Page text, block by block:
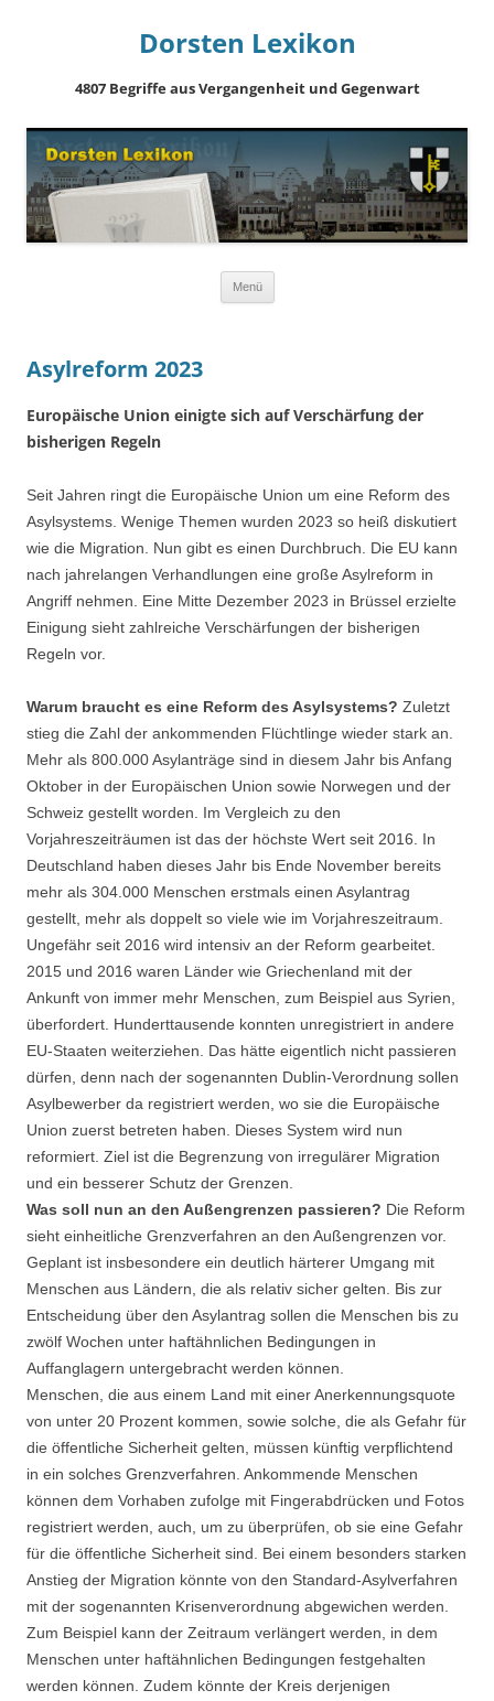
Dorsten Lexikon
4807 Begriffe aus Vergangenheit und Gegenwart
Menü
Asylreform 2023
Europäische Union einigte sich auf Verschärfung der
bisherigen Regeln
Seit Jahren ringt die Europäische Union um eine Reform des
Asylsystems. Wenige Themen wurden 2023 so heiß diskutiert
wie die Migration. Nun gibt es einen Durchbruch. Die EU kann
nach jahrelangen Verhandlungen eine große Asylreform in
Angriff nehmen. Eine Mitte Dezember 2023 in Brüssel erzielte
Einigung sieht zahlreiche Verschärfungen der bisherigen
Regeln vor.
Warum braucht es eine Reform des Asylsystems? Zuletzt
stieg die Zahl der ankommenden Flüchtlinge wieder stark an.
Mehr als 800.000 Asylanträge sind in diesem Jahr bis Anfang
Oktober in der Europäischen Union sowie Norwegen und der
Schweiz gestellt worden. Im Vergleich zu den
Vorjahreszeiträumen ist das der höchste Wert seit 2016. In
Deutschland haben dieses Jahr bis Ende November bereits
mehr als 304.000 Menschen erstmals einen Asylantrag
gestellt, mehr als doppelt so viele wie im Vorjahreszeitraum.
Ungefähr seit 2016 wird intensiv an der Reform gearbeitet.
2015 und 2016 waren Länder wie Griechenland mit der
Ankunft von immer mehr Menschen, zum Beispiel aus Syrien,
überfordert. Hunderttausende konnten unregistriert in andere
EU-Staaten weiterziehen. Das hätte eigentlich nicht passieren
dürfen, denn nach der sogenannten Dublin-Verordnung sollen
Asylbewerber da registriert werden, wo sie die Europäische
Union zuerst betreten haben. Dieses System wird nun
reformiert. Ziel ist die Begrenzung von irregulärer Migration
und ein besserer Schutz der Grenzen.
Was soll nun an den Außengrenzen passieren? Die Reform
sieht einheitliche Grenzverfahren an den Außengrenzen vor.
Geplant ist insbesondere ein deutlich härterer Umgang mit
Menschen aus Ländern, die als relativ sicher gelten. Bis zur
Entscheidung über den Asylantrag sollen die Menschen bis zu
zwölf Wochen unter haftähnlichen Bedingungen in
Auffanglagern untergebracht werden können.
Menschen, die aus einem Land mit einer Anerkennungsquote
von unter 20 Prozent kommen, sowie solche, die als Gefahr für
die öffentliche Sicherheit gelten, müssen künftig verpflichtend
in ein solches Grenzverfahren. Ankommende Menschen
können dem Vorhaben zufolge mit Fingerabdrücken und Fotos
registriert werden, auch, um zu überprüfen, ob sie eine Gefahr
für die öffentliche Sicherheit sind. Bei einem besonders starken
Anstieg der Migration könnte von den Standard-Asylverfahren
mit der sogenannten Krisenverordnung abgewichen werden.
Zum Beispiel kann der Zeitraum verlängert werden, in dem
Menschen unter haftähnlichen Bedingungen festgehalten
werden können. Zudem könnte der Kreis derjenigen